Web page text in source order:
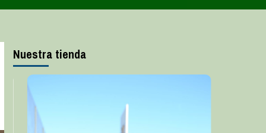
Nuestra tienda